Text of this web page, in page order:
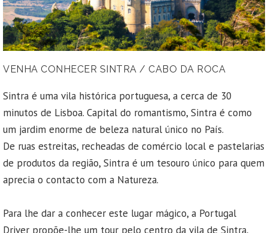
VENHA CONHECER SINTRA / CABO DA ROCA
Sintra é uma vila histórica portuguesa, a cerca de 30
minutos de Lisboa. Capital do romantismo, Sintra é como
um jardim enorme de beleza natural único no País.
De ruas estreitas, recheadas de comércio local e pastelarias
de produtos da região, Sintra é um tesouro único para quem
aprecia o contacto com a Natureza.
Para lhe dar a conhecer este lugar mágico, a Portugal
Driver propõe-lhe um tour pelo centro da vila de Sintra,